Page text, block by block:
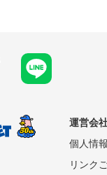
運営会
個人情
リンク